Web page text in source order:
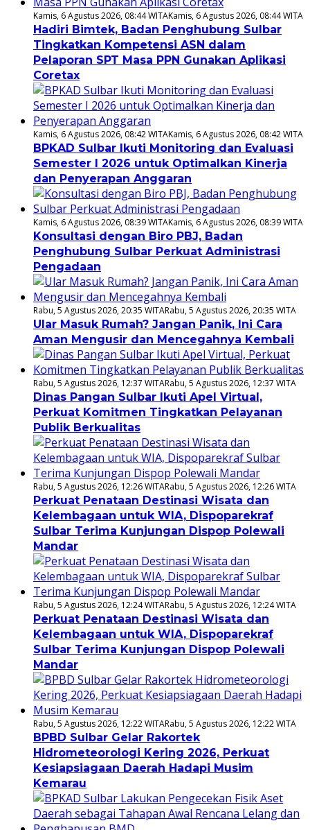
Kamis, 6 Agustus 2026, 08:44 WITAKamis, 6 Agustus 2026, 08:44 WITA
Hadiri Bimtek, Badan Penghubung Sulbar
Tingkatkan Kompetensi ASN dalam
Pelaporan SPT Masa PPN Gunakan Aplikasi
Coretax
Kamis, 6 Agustus 2026, 08:42 WITAKamis, 6 Agustus 2026, 08:42 WITA
BPKAD Sulbar Ikuti Monitoring dan Evaluasi
Semester I 2026 untuk Optimalkan Kinerja
dan Penyerapan Anggaran
Kamis, 6 Agustus 2026, 08:39 WITAKamis, 6 Agustus 2026, 08:39 WITA
Konsultasi dengan Biro PBJ, Badan
Penghubung Sulbar Perkuat Administrasi
Pengadaan
Rabu, 5 Agustus 2026, 20:35 WITARabu, 5 Agustus 2026, 20:35 WITA
Ular Masuk Rumah? Jangan Panik, Ini Cara
Aman Mengusir dan Mencegahnya Kembali
Rabu, 5 Agustus 2026, 12:37 WITARabu, 5 Agustus 2026, 12:37 WITA
Dinas Pangan Sulbar Ikuti Apel Virtual,
Perkuat Komitmen Tingkatkan Pelayanan
Publik Berkualitas
Rabu, 5 Agustus 2026, 12:26 WITARabu, 5 Agustus 2026, 12:26 WITA
Perkuat Penataan Destinasi Wisata dan
Kelembagaan untuk WIA, Dispoparekraf
Sulbar Terima Kunjungan Dispop Polewali
Mandar
Rabu, 5 Agustus 2026, 12:24 WITARabu, 5 Agustus 2026, 12:24 WITA
Perkuat Penataan Destinasi Wisata dan
Kelembagaan untuk WIA, Dispoparekraf
Sulbar Terima Kunjungan Dispop Polewali
Mandar
Rabu, 5 Agustus 2026, 12:22 WITARabu, 5 Agustus 2026, 12:22 WITA
BPBD Sulbar Gelar Rakortek
Hidrometeorologi Kering 2026, Perkuat
Kesiapsiagaan Daerah Hadapi Musim
Kemarau